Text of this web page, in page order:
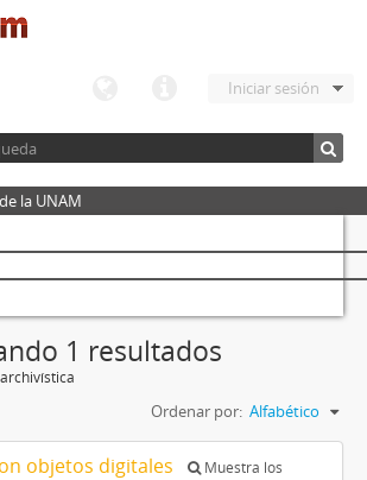
Iniciar sesión
la UNAM
1 resultados
Ordenar por: Alfabético
objetos digitales
Muestra los